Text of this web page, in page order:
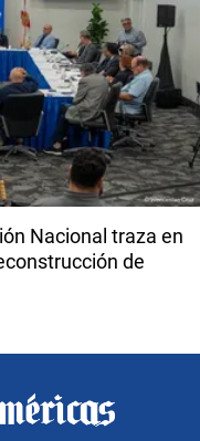
Nacional traza en
de